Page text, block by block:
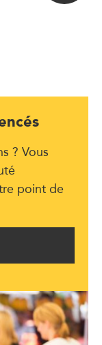
? Vous
point de